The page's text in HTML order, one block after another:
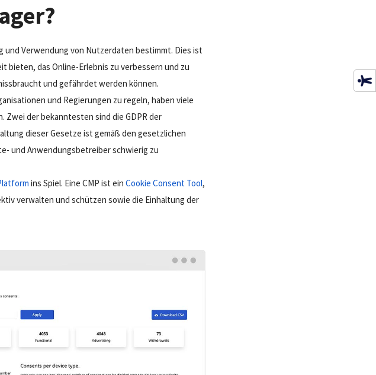
Verwendung von Nutzerdaten bestimmt. Dies ist
bieten, das Online-Erlebnis zu verbessern und zu
und gefährdet werden können.
und Regierungen zu regeln, haben viele
der bekanntesten sind die GDPR der
dieser Gesetze ist gemäß den gesetzlichen
und Anwendungsbetreiber schwierig zu
ins Spiel. Eine CMP ist einCookie Consent Tool,
verwalten und schützen sowie die Einhaltung der